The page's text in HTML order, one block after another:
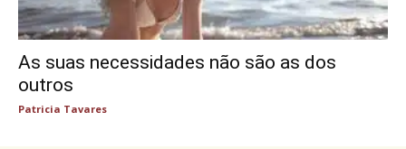
As suas necessidades não são as dos
outros
Patricia Tavares